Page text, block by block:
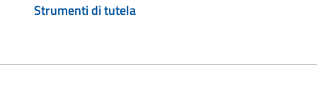
Strumenti di tutela